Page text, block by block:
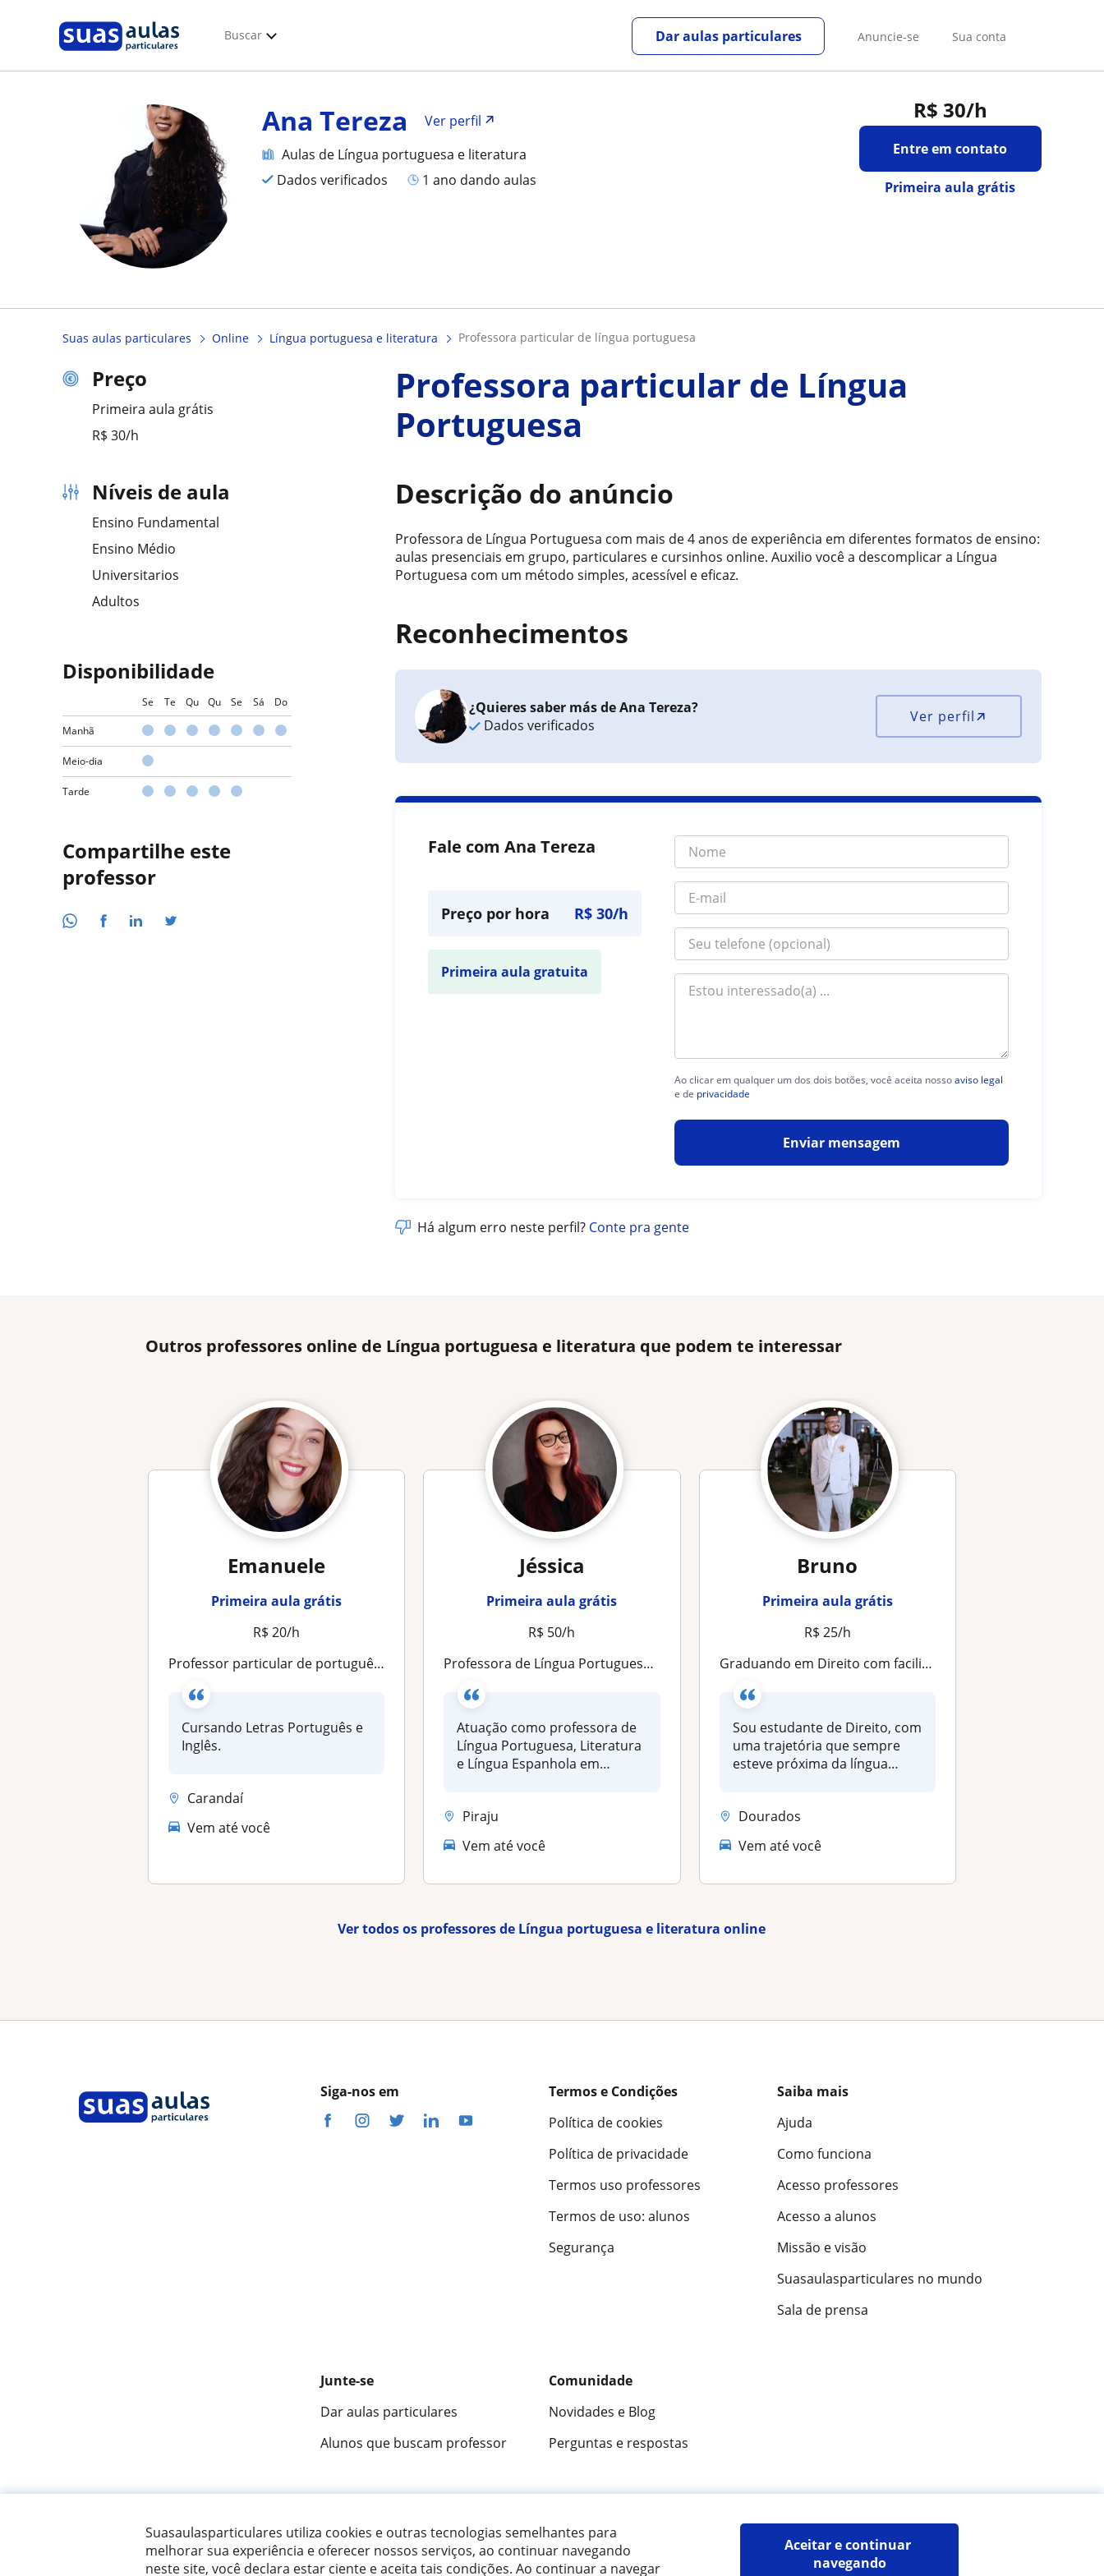
Suasaulasparticulares utiliza cookies e outras tecnologias semelhantes para
melhorar sua experiência e oferecer nossos serviços, ao continuar navegando
neste site, você declara estar ciente e aceita tais condições. Ao continuar a navegar
Aceitar e continuar
navegando
Buscar Anuncie-se Sua conta
Dar aulas particulares
R$ 30/h
Entre em contato
Primeira aula grátis
Ana Tereza
Ver perfil
Aulas de Língua portuguesa e literatura
Dados verificados
1 ano dando aulas
Suas aulas particulares Online Língua portuguesa e literatura professora particular de língua portuguesa
Preço
Primeira aula grátis
R$ 30/h
Níveis de aula
Ensino Fundamental
Ensino Médio
Universitarios
Adultos
Disponibilidade
Se Te Qu Qu Se Sá Do
Manhã
Meio-dia
Tarde
Compartilhe este
professor
Professora particular de Língua
Portuguesa
Descrição do anúncio
Professora de Língua Portuguesa com mais de 4 anos de experiência em diferentes formatos de ensino:
aulas presenciais em grupo, particulares e cursinhos online. Auxilio você a descomplicar a Língua
Portuguesa com um método simples, acessível e eficaz.
Reconhecimentos
¿Quieres saber más de Ana Tereza?
Dados verificados
Ver perfil
Fale com Ana Tereza
Preço por hora R$ 30/h
Primeira aula gratuita
Ao clicar em qualquer um dos dois botões, você aceita nossoaviso legal
e de privacidade
Enviar mensagem
Há algum erro neste perfil? Conte pra gente
Outros professores online de Língua portuguesa e literatura que podem te interessar
Emanuele
Primeira aula grátis
R$ 20/h
Professor particular de português de forma remota, para crianças e adolescentes
Cursando Letras Português e
Inglês.
Carandaí
Vem até você
Jéssica
Primeira aula grátis
R$ 50/h
Professora de Língua Portuguesa e Literatura
Atuação como professora de
Língua Portuguesa, Literatura
e Língua Espanhola em
Piraju
Vem até você
Bruno
Primeira aula grátis
R$ 25/h
Graduando em Direito com facilidade em conceitos de Lingua Portuguesa
Sou estudante de Direito, com
uma trajetória que sempre
esteve próxima da língua
Dourados
Vem até você
Ver todos os professores de Língua portuguesa e literatura online
Siga-nos em
Termos e Condições
Política de cookies
Política de privacidade
Termos uso professores
Termos de uso: alunos
Segurança
Saiba mais
Ajuda
Como funciona
Acesso professores
Acesso a alunos
Missão e visão
Suasaulasparticulares no mundo
Sala de prensa
Junte-se
Dar aulas particulares
Alunos que buscam professor
Comunidade
Novidades e Blog
Perguntas e respostas
opiniões de alunos